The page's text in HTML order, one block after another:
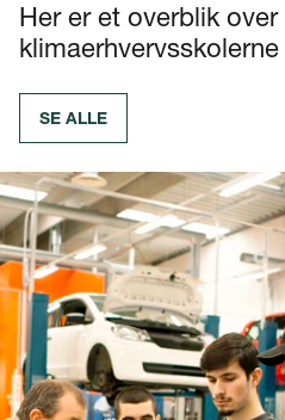
Her er et overblik over
SE ALLE